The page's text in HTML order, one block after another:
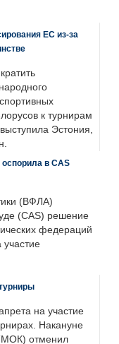
ЕС из-за
к турнирам
Эстония,
в CAS
(ВФЛА)
(CAS) решение
федераций
на участие
Накануне
отменил